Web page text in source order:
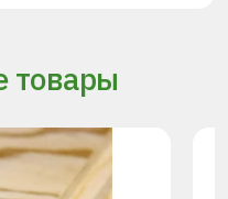
товары